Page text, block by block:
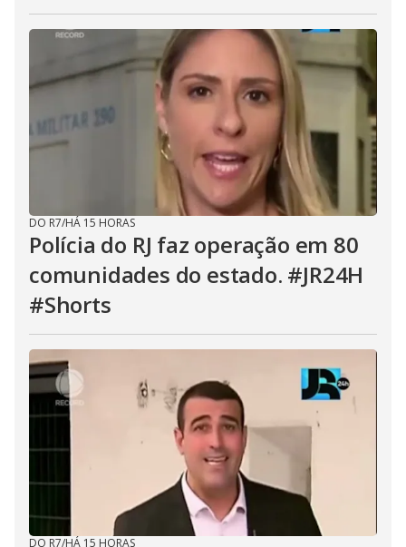
DO R7/HÁ 15 HORAS
Polícia do RJ faz operação em 80
comunidades do estado. #JR24H
#Shorts
DO R7/HÁ 15 HORAS